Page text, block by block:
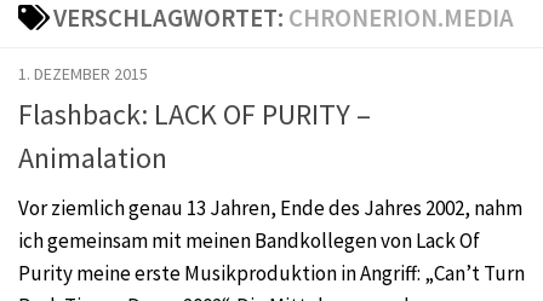
VERSCHLAGWORTET: CHRONERION.MEDIA
1. DEZEMBER 2015
Flashback: LACK OF PURITY –
Animalation
Vor ziemlich genau 13 Jahren, Ende des Jahres 2002, nahm
ich gemeinsam mit meinen Bandkollegen von Lack Of
Purity meine erste Musikproduktion in Angriff: „Can’t Turn